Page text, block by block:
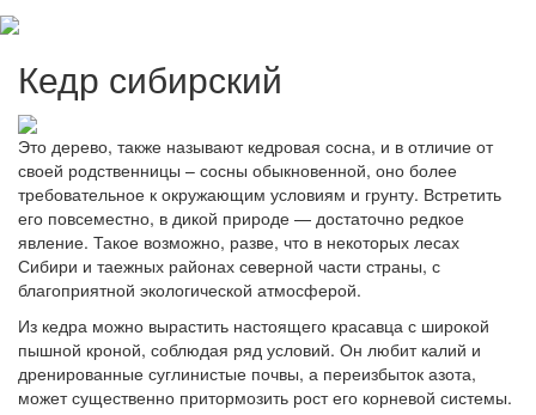
Кедр сибирский
Это дерево, также называют кедровая сосна, и в отличие от
своей родственницы – сосны обыкновенной, оно более
требовательное к окружающим условиям и грунту. Встретить
его повсеместно, в дикой природе — достаточно редкое
явление. Такое возможно, разве, что в некоторых лесах
Сибири и таежных районах северной части страны, с
благоприятной экологической атмосферой.
Из кедра можно вырастить настоящего красавца с широкой
пышной кроной, соблюдая ряд условий. Он любит калий и
дренированные суглинистые почвы, а переизбыток азота,
может существенно притормозить рост его корневой системы.